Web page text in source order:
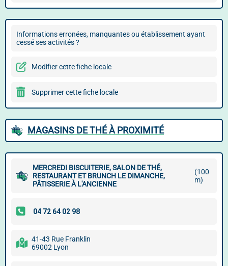
Informations erronées, manquantes ou établissement ayant
cessé ses activités ?
Modifier cette fiche locale
Supprimer cette fiche locale
MAGASINS DE THÉ À PROXIMITÉ
MERCREDI BISCUITERIE, SALON DE THÉ,
RESTAURANT ET BRUNCH LE DIMANCHE,
PÂTISSERIE À L'ANCIENNE
(100
m)
41-43 Rue Franklin
69002 Lyon